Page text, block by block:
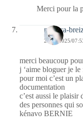
Merci pour la
monica-
23/04/2025/
merci beaucoup
j ‘aime bloguer je
pour moi c’est un
documentation
c’est aussi le plaisir
des personnes qui
kénavo BERNIE